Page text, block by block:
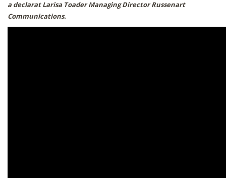
a declarat Larisa Toader Managing Director Russenart
Communications.